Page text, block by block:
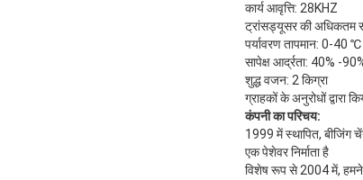
कार्य आवृत्ति: 28KHZ
ट्रांसड्यूसर की अधिकतम
पर्यावरण तापमान: 0-40 ℃
सापेक्ष आर्द्रता: 40% -
शुद्ध वजन: 2 किग्रा
ग्राहकों के अनुरोधों द्वारा
कंपनी का परिचय:
1999 में स्थापित, बीजिंग
एक पेशेवर निर्माता है
विशेष रूप से 2004 में, हमने